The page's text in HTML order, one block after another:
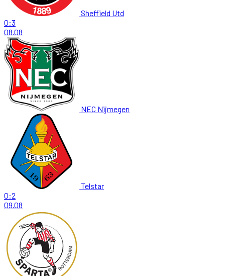
Sheffield Utd
0:3
08.08
NEC Nijmegen
Telstar
0:2
09.08